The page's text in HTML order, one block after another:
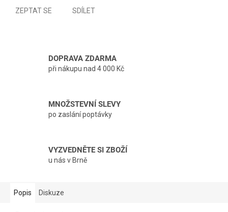
ZEPTAT SE SDÍLET
DOPRAVA ZDARMA
při nákupu nad 4 000 Kč
MNOŽSTEVNÍ SLEVY
po zaslání poptávky
VYZVEDNĚTE SI ZBOŽÍ
u nás v Brně
Popis Diskuze